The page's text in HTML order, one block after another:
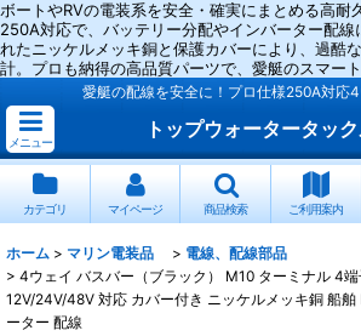
ボートやRVの電装系を安全・確実にまとめる高耐
250A対応で、バッテリー分配やインバーター配
れたニッケルメッキ銅と保護カバーにより、過酷
計。プロも納得の高品質パーツで、愛艇のスマー
愛艇の配線を安全に！プロ仕様250A対応
メニュー
トップウォータータッ
カテゴリ マイページ 商品検索 ご利用案内
ホーム > マリン電装品 > 電線、配線部品
> 4ウェイ バスバー（ブラック） M10 ターミナル 4
12V/24V/48V 対応 カバー付き ニッケルメッキ銅 船
ーター 配線